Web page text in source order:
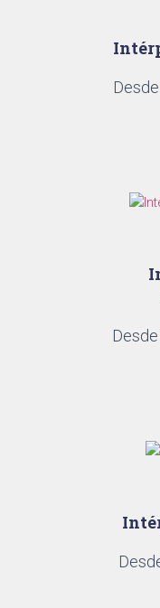
Desde
Desde